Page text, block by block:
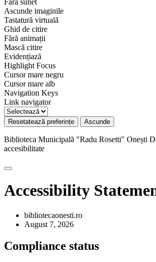
Ascunde imaginile
Tastatură virtuală
Ghid de citire
Fără animații
Mască citire
Evidențiază
Highlight Focus
Cursor mare negru
Cursor mare alb
Navigation Keys
Link navigator
Resetatează preferințe Ascunde
Biblioteca Municipală "Radu Rosetti" Onești
accesibilitate
Accessibility
bibliotecaonesti.ro
August 7, 2026
Compliance status